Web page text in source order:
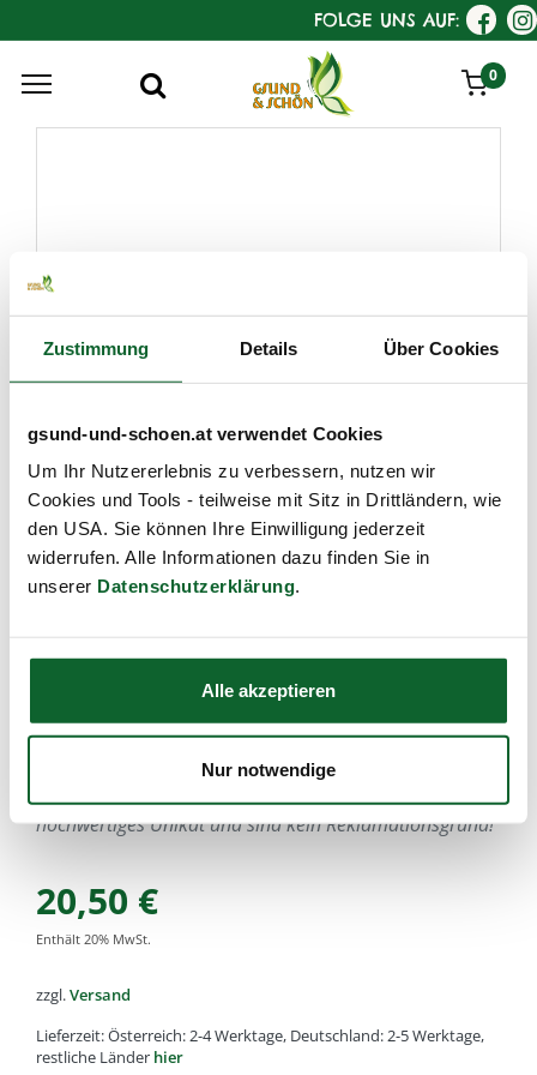
Zustimmung Details Über Cookies
gsund-und-schoen.at verwendet Cookies
Um Ihr Nutzererlebnis zu verbessern, nutzen wir
Cookies und Tools - teilweise mit Sitz in Drittländern, wie
den USA. Sie können Ihre Einwilligung jederzeit
widerrufen. Alle Informationen dazu finden Sie in
unserer Datenschutzerklärung.
Alle akzeptieren
Nur notwendige
FOLGE UNS AUF:
0
KostKamm
Toupierkamm mit Spitze,
Holz
Eignung : kurzes, glattes Haar, mit Abteilspitze
Artikel-Nr.:k11 ,EAN:4033977001103 ,
bestehen aus natürlichen Rohstoffen. Daher kann es zu
kleinen Unterschieden in der Holz-Farbe, Struktur oder
Diese Abweichungen machen aus jedem Stück ein
hochwertiges Unikat und sind kein Reklamationsgrund!
20,50 €
Enthält 20% MwSt.
zzgl.Versand
Lieferzeit: Österreich: 2-4 Werktage, Deutschland: 2-5 Werktage,
restliche Länder hier